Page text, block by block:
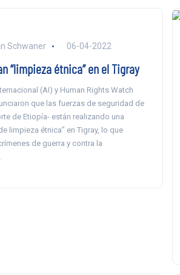
Schwaner 06-04-2022
“limpieza étnica” en el Tigray
(AI) y Human Rights Watch
que las fuerzas de seguridad de
de Etiopía- están realizando una
limpieza étnica” en Tigray, lo que
de guerra y contra la